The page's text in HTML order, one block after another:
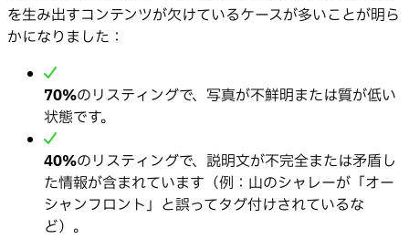
を生み出すコンテンツが欠けているケースが多いことが明ら
かになりました：
70%のリスティングで、写真が不鮮明または質が低い
状態です。
40%のリスティングで、説明文が不完全または矛盾し
た情報が含まれています（例：山のシャレーが「オー
シャンフロント」と誤ってタグ付けされているな
ど）。